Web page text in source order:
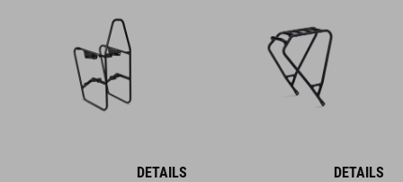
DETAILS DETAILS